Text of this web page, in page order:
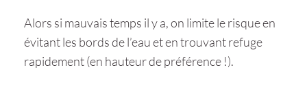
Alors si mauvais temps il y a, on limite le risque en
évitant les bords de l’eau et en trouvant refuge
rapidement (en hauteur de préférence !).